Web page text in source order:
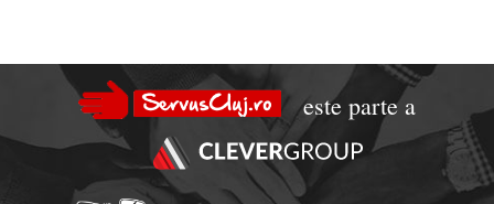
este parte a